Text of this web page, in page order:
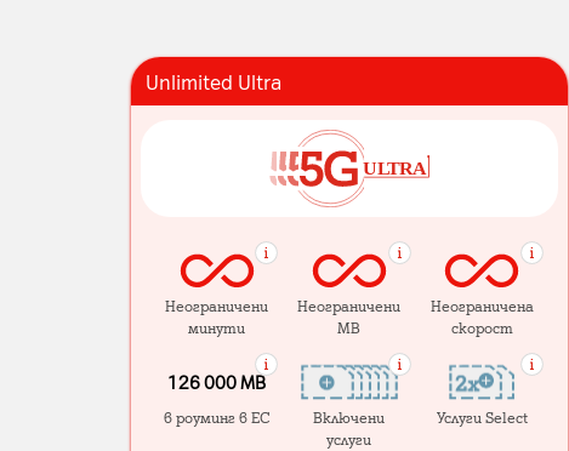
Unlimited Ultra
Неограничени
минути
Неограничени
MB
Неограничена
скорост
126 000 MB
в роуминг в ЕС
Включени
услуги
Услуги Select